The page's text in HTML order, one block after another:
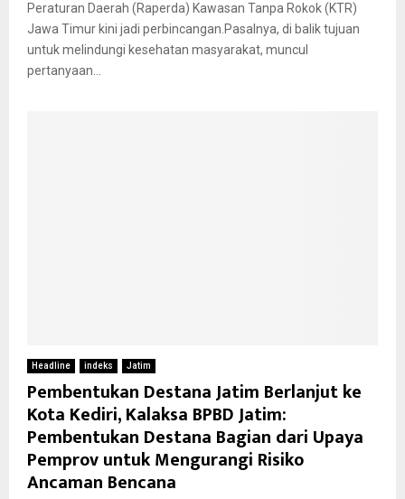
Peraturan Daerah (Raperda) Kawasan Tanpa Rokok (KTR)
Jawa Timur kini jadi perbincangan.Pasalnya, di balik tujuan
untuk melindungi kesehatan masyarakat, muncul
pertanyaan...
Headline indeks Jatim
Pembentukan Destana Jatim Berlanjut ke
Kota Kediri, Kalaksa BPBD Jatim:
Pembentukan Destana Bagian dari Upaya
Pemprov untuk Mengurangi Risiko
Ancaman Bencana